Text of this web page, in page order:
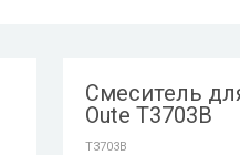
Смеситель
Oute T3703B
T3703B